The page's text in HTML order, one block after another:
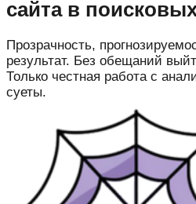
сайта в
Прозрачность,
результат. Без обещаний
Только честная работа с
суеты.